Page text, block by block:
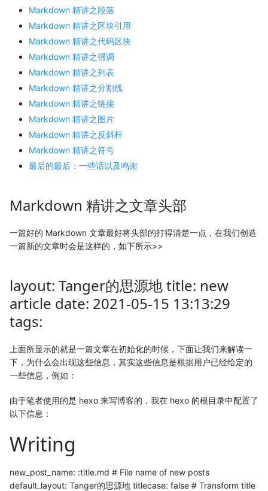
Markdown 精讲之段落
Markdown 精讲之区块引用
Markdown 精讲之代码区块
Markdown 精讲之强调
Markdown 精讲之列表
Markdown 精讲之分割线
Markdown 精讲之链接
Markdown 精讲之图片
Markdown 精讲之反斜杆
Markdown 精讲之符号
最后的最后：一些话以及鸣谢
Markdown 精讲之文章头部
一篇好的 Markdown 文章最好将头部的打得清楚一点，在我们创造
一篇新的文章时会是这样的，如下所示>>
layout: Tanger的思源地 title: new
article date: 2021-05-15 13:13:29
tags:
上面所显示的就是一篇文章在初始化的时候，下面让我们来解读一
下，为什么会出现这些信息，其实这些信息是根据用户已经给定的
一些信息，例如：
由于笔者使用的是 hexo 来写博客的，我在 hexo 的根目录中配置了
以下信息：
Writing
new_post_name: :title.md # File name of new posts
default_layout: Tanger的思源地 titlecase: false # Transform title